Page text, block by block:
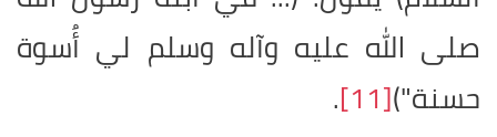
صلى الله عليه وآله وسلم لي أُسوة
حسنة")[11]
.